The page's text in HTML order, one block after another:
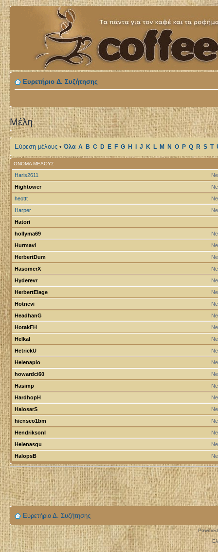
Ευρετήριο Δ. Συζήτησης
Μέλη
Εύρεση μέλους •Όλα A B C D E F G H J K L M N O P Q R S T
ΌΝΟΜΑ ΜΈΛΟΥΣ
Haris2611
Hightower
heottt
Harper
Hatori
hollyma69
Hurmavi
HerbertDum
HasomerX
Hyderevr
HerbertElage
Hotnevi
HeadhanG
HotakFH
HelkaI
HetrickU
Helenapio
howardci60
Hasimp
HardhopH
HalosarS
hienseo1bm
HendriksonI
Helenasgu
HalopsB
Ευρετήριο Δ. Συζήτησης